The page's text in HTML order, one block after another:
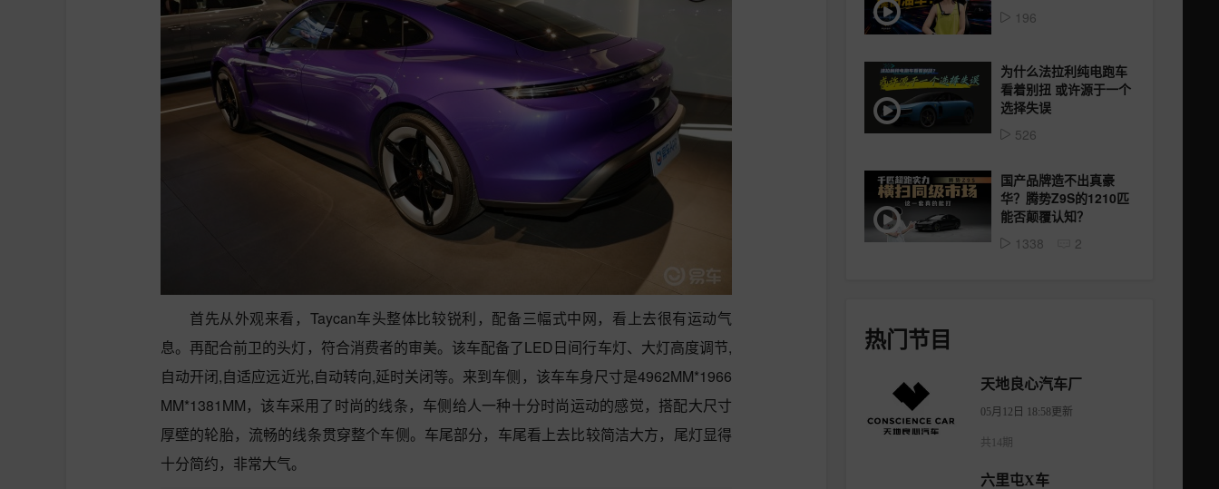
首先从外观来看，Taycan车头整体比较锐利，配备三幅式中网，看上去很有运动气
息。再配合前卫的头灯，符合消费者的审美。该车配备了LED日间行车灯、大灯高度调节,
自动开闭,自适应远近光,自动转向,延时关闭等。来到车侧，该车车身尺寸是4962MM*1966
MM*1381MM，该车采用了时尚的线条，车侧给人一种十分时尚运动的感觉，搭配大尺寸
厚壁的轮胎，流畅的线条贯穿整个车侧。车尾部分，车尾看上去比较简洁大方，尾灯显得
十分简约，非常大气。
196
为什么法拉利纯电跑车
看着别扭 或许源于一个
选择失误
526
国产品牌造不出真豪
华？腾势Z9S的1210匹
能否颠覆认知？
1338
2
热门节目
天地良心汽车厂
05月12日 18:58更新
共14期
六里屯X车